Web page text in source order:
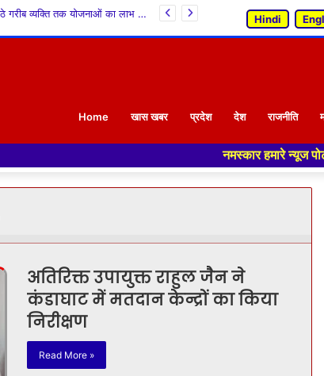
अंतिम पंक्ति में बैठे गरीब व्यक्ति तक योजनाओं का लाभ पहुंचाना सरकार की प्राथमिकता: केवल सिंह पठानिया Hindi
Home खास खबर प्रदेश देश राजनीति
नमस्कार हमारे न्यूज पोर्टल - मे
अतिरिक्त उपायुक्त राहुल जैन ने
कंडाघाट में मतदान केन्द्रों का किया
निरीक्षण
Read More »